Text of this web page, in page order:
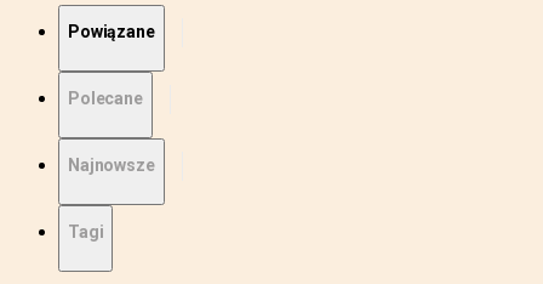
Powiązane
Polecane
Najnowsze
Tagi